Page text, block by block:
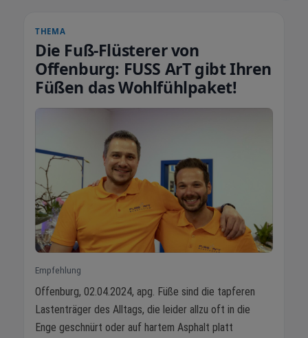
THEMA
Die Fuß-Flüsterer von
Offenburg: FUSS ArT gibt Ihren
Füßen das Wohlfühlpaket!
Empfehlung
Offenburg, 02.04.2024, apg. Füße sind die tapferen
Lastenträger des Alltags, die leider allzu oft in die
Enge geschnürt oder auf hartem Asphalt platt